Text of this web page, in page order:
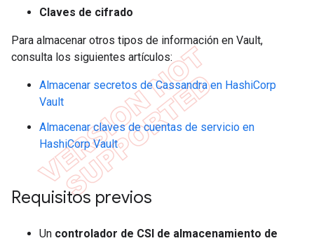
Claves de cifrado
Para almacenar otros tipos de información en Vault,
consulta los siguientes artículos:
Almacenar secretos de Cassandra en HashiCorp
Vault
Almacenar claves de cuentas de servicio en
HashiCorp Vault
Requisitos previos
Un controlador de CSI de almacenamiento de